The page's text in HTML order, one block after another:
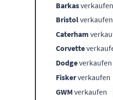
Barkasverkaufen
Bristolverkaufen
Caterham
Corvette
Dodgeverkaufen
Fiskerverkaufen
GWM verkaufen